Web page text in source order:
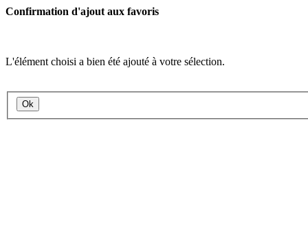
Confirmation d'ajout aux favoris
L'élément choisi a bien été ajouté à votre sélection.